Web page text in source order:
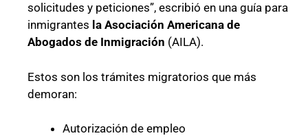
solicitudes y peticiones”, escribió en una guía para
inmigrantes la Asociación Americana de
Abogados de Inmigración (AILA).
Estos son los trámites migratorios que más
demoran:
Autorización de empleo